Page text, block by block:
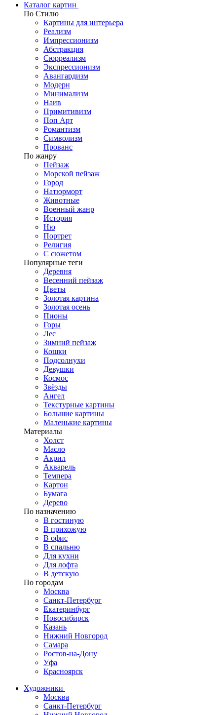
Каталог картин
По Стилю
Картины для интерьера
Реализм
Импрессионизм
Абстракция
Сюрреализм
Экспрессионизм
Авангардизм
Модерн
Минимализм
Наив
Примитивизм
Поп Арт
Романтизм
Символизм
Прованс
По жанру
Пейзаж
Морской пейзаж
Город
Натюрморт
Животные
Военный жанр
История
Ню
Портрет
Религия
С сюжетом
Популярные теги
Деревня
Весенний пейзаж
Цветы
Золотая картина
Золотая осень
Пионы
Горы
Лес
Зимний пейзаж
Кошки
Подсолнухи
Девушки
Космос
Звёзды
Ангел
Текстурные картины
Большие картины
Маленькие картины
Материалы
Холст
Масло
Акрил
Акварель
Темпера
Картон
Бумага
Дерево
По назначению
В гостиную
В прихожую
В офис
В спальню
Для кухни
Для лофта
В детскую
По городам
Москва
Санкт-Петербург
Екатеринбург
Новосибирск
Казань
Нижний Новгород
Самара
Ростов-на-Дону
Уфа
Красноярск
Художники
Москва
Санкт-Петербург